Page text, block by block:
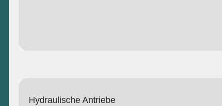
Hydraulische Antriebe